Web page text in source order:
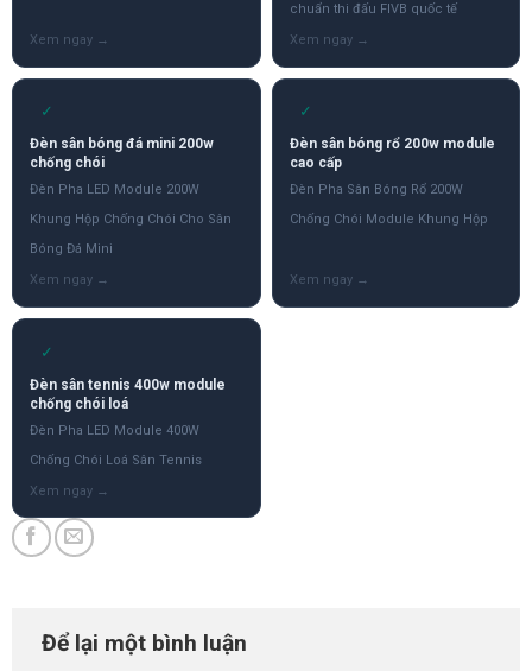
chuẩn thi đấu FIVB quốc tế
✓
Đèn sân bóng đá mini 200w
chống chói
Đèn Pha LED Module 200W
Khung Hộp Chống Chói Cho Sân
Bóng Đá Mini
✓
Đèn sân bóng rổ 200w module
cao cấp
Đèn Pha Sân Bóng Rổ 200W
Chống Chói Module Khung Hộp
✓
Đèn sân tennis 400w module
chống chói loá
Đèn Pha LED Module 400W
Chống Chói Loá Sân Tennis
Để lại một bình luận